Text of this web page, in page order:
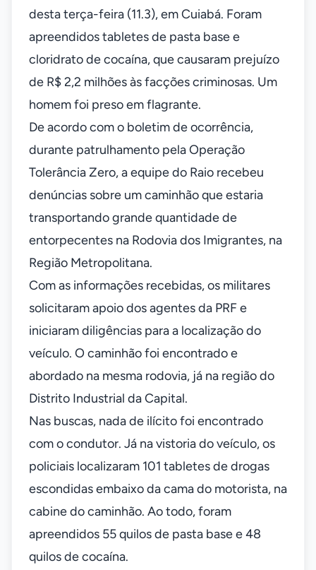
desta terça-feira (11.3), em Cuiabá. Foram
apreendidos tabletes de pasta base e
cloridrato de cocaína, que causaram prejuízo
de R$ 2,2 milhões às facções criminosas. Um
homem foi preso em flagrante.
De acordo com o boletim de ocorrência,
durante patrulhamento pela Operação
Tolerância Zero, a equipe do Raio recebeu
denúncias sobre um caminhão que estaria
transportando grande quantidade de
entorpecentes na Rodovia dos Imigrantes, na
Região Metropolitana.
Com as informações recebidas, os militares
solicitaram apoio dos agentes da PRF e
iniciaram diligências para a localização do
veículo. O caminhão foi encontrado e
abordado na mesma rodovia, já na região do
Distrito Industrial da Capital.
Nas buscas, nada de ilícito foi encontrado
com o condutor. Já na vistoria do veículo, os
policiais localizaram 101 tabletes de drogas
escondidas embaixo da cama do motorista, na
cabine do caminhão. Ao todo, foram
apreendidos 55 quilos de pasta base e 48
quilos de cocaína.